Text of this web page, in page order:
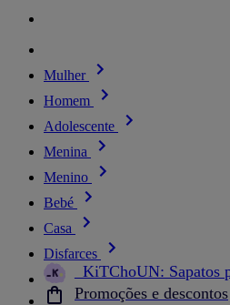
Mulher
Homem
Adolescente
Menina
Menino
Bebé
Casa
Disfarces
_KiTChoUN: Sapatos
Promoções e descontos